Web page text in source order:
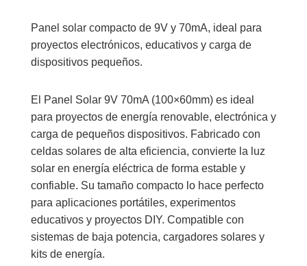
Panel solar compacto de 9V y 70mA, ideal para
proyectos electrónicos, educativos y carga de
dispositivos pequeños.
El Panel Solar 9V 70mA (100×60mm) es ideal
para proyectos de energía renovable, electrónica y
carga de pequeños dispositivos. Fabricado con
celdas solares de alta eficiencia, convierte la luz
solar en energía eléctrica de forma estable y
confiable. Su tamaño compacto lo hace perfecto
para aplicaciones portátiles, experimentos
educativos y proyectos DIY. Compatible con
sistemas de baja potencia, cargadores solares y
kits de energía.